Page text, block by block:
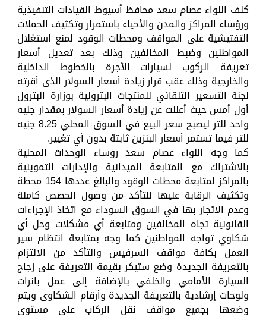
كلف اللواء عصام سعد محافظ أسيوط القيادات التنفيذية
ورؤساء المراكز والمدن والأحياء باستمرار وتكثيف الحملات
التفتيشية على المواقف ومحطات الوقود لمنع استغلال
المواطنين وضبط المخالفين وذلك بعد تعديل أسعار
تعريفة الركوب لسيارات الأجرة بالخطوط الداخلية
والخارجية وذلك عقب قرار زيادة أسعار السولار الذى أقرته
لجنة التسعير التلقائي للمنتجات البترولية بوزارة البترول
أول أمس حيث أعلنت عن زيادة أسعار السولار بمقدار جنيه
واحد للتر ليصبح سعر البيع في السوق المحلي 8.25 جنيه
للتر فيما تستمر أسعار البنزين ثابتة بدون أي تغيير.
كما وجه اللواء عصام سعد رؤساء الوحدات المحلية
بالاشتراك مع المتابعة الميدانية والإدارات التموينية
بالمراكز لمتابعة محطات الوقود والبالغ عددها 154 محطة
وتكثيف الرقابة عليها للتأكد من وصول الحصص كاملة
وعدم الاتجار بها في السوق السوداء مع اتخاذ الإجراءات
القانونية تجاه المخالفين ومتابعة أي مشكلات وحل أي
شكاوي تواجه المواطنين كما وجه بمتابعة انتظام سير
العمل بكافة مواقف السرفيس والتأكد من الالتزام
بالتعريفة الجديدة وضع ستيكر بقيمة التعريفة على زجاج
السيارة الأمامي والخلفي بالإضافة إلى عمل بانرات
ولوحات إرشادية بالتعريفة الجديدة وأرقام الشكاوى ويتم
وضعها بجميع مواقف نقل الركاب على مستوى